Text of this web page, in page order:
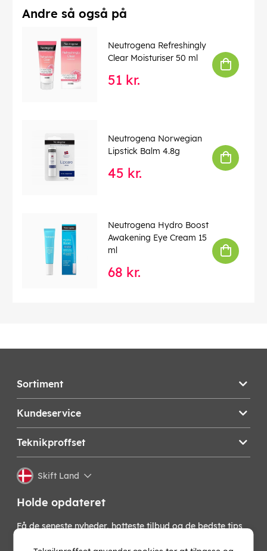
Andre så også på
Neutrogena Refreshingly
Clear Moisturiser 50 ml
51 kr.
Neutrogena Norwegian
Lipstick Balm 4.8g
45 kr.
Neutrogena Hydro Boost
Awakening Eye Cream 15
ml
68 kr.
Sortiment
Kundeservice
Teknikproffset
Skift Land
Holde opdateret
Få de seneste nyheder, hotteste tilbud og de bedste tips